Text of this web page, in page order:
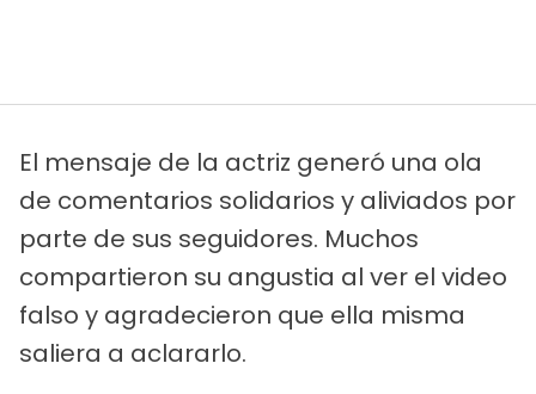
El mensaje de la actriz generó una ola
de comentarios solidarios y aliviados por
parte de sus seguidores. Muchos
compartieron su angustia al ver el video
falso y agradecieron que ella misma
saliera a aclararlo.